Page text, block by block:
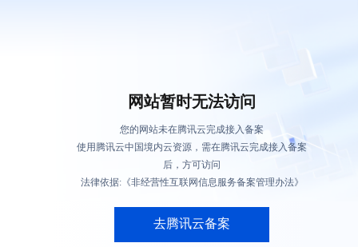
网站暂时无法访问
您的网站未在腾讯云完成接入备案
使用腾讯云中国境内云资源，需在腾讯云完成接入备案
后，方可访问
法律依据:《非经营性互联网信息服务备案管理办法》
去腾讯云备案